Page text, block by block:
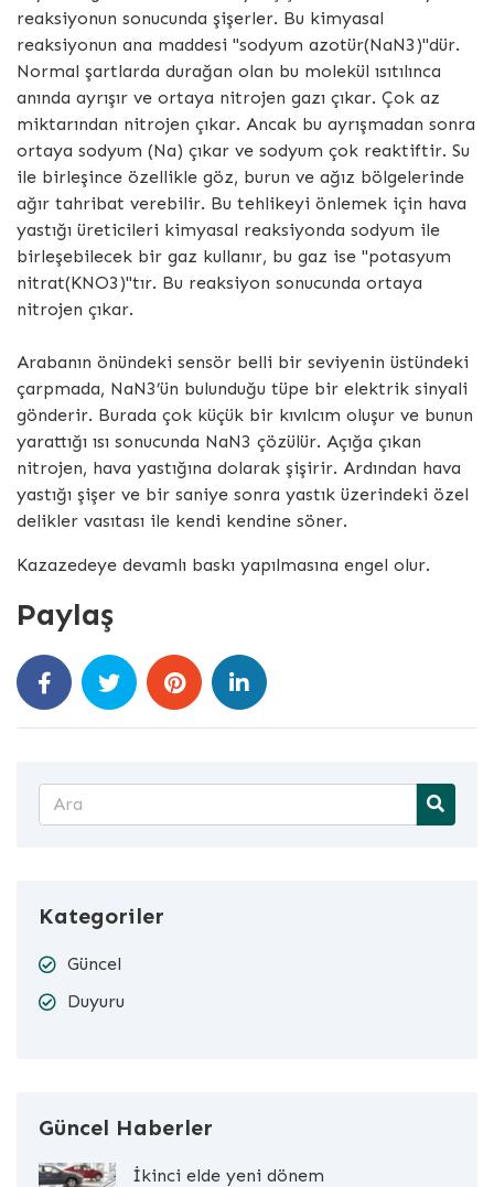
reaksiyonun sonucunda şişerler. Bu kimyasal
reaksiyonun ana maddesi "sodyum azotür(NaN3)"dür.
Normal şartlarda durağan olan bu molekül ısıtılınca
anında ayrışır ve ortaya nitrojen gazı çıkar. Çok az
miktarından nitrojen çıkar. Ancak bu ayrışmadan sonra
ortaya sodyum (Na) çıkar ve sodyum çok reaktiftir. Su
ile birleşince özellikle göz, burun ve ağız bölgelerinde
ağır tahribat verebilir. Bu tehlikeyi önlemek için hava
yastığı üreticileri kimyasal reaksiyonda sodyum ile
birleşebilecek bir gaz kullanır, bu gaz ise "potasyum
nitrat(KNO3)"tır. Bu reaksiyon sonucunda ortaya
nitrojen çıkar.
Arabanın önündeki sensör belli bir seviyenin üstündeki
çarpmada, NaN3’ün bulunduğu tüpe bir elektrik sinyali
gönderir. Burada çok küçük bir kıvılcım oluşur ve bunun
yarattığı ısı sonucunda NaN3 çözülür. Açığa çıkan
nitrojen, hava yastığına dolarak şişirir. Ardından hava
yastığı şişer ve bir saniye sonra yastık üzerindeki özel
delikler vasıtası ile kendi kendine söner.
Kazazedeye devamlı baskı yapılmasına engel olur.
Paylaş
Kategoriler
Güncel
Duyuru
Güncel Haberler
İkinci elde yeni dönem